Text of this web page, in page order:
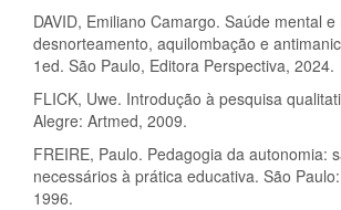
DAVID, Emiliano Camargo. Saúde mental
desnorteamento, aquilombação e
1ed. São Paulo, Editora Perspectiva, 2024.
FLICK, Uwe. Introdução à pesquisa
Alegre: Artmed, 2009.
FREIRE, Paulo. Pedagogia da autonomia:
necessários à prática educativa. São
1996.